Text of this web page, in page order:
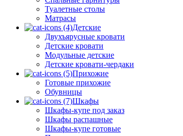
Туалетные столы
Матрасы
Детские
Двухъярусные кровати
Детские кровати
Модульные детские
Детские кровати-чердаки
Прихожие
Готовые прихожие
Обувницы
Шкафы
Шкафы-купе под заказ
Шкафы распашные
Шкафы-купе готовые